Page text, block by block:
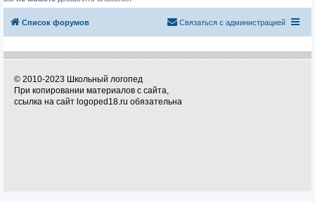
Список форумов Связаться с администрацией
© 2010-2023 Школьный логопед
При копировании материалов с сайта,
ссылка на сайт logoped18.ru обязательна